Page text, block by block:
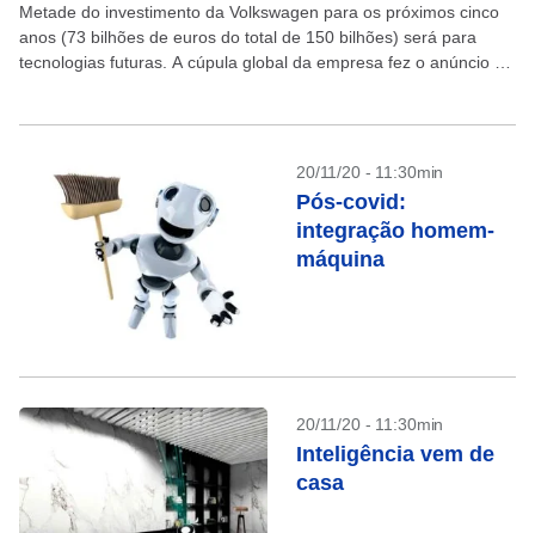
Metade do investimento da Volkswagen para os próximos cinco
anos (73 bilhões de euros do total de 150 bilhões) será para
tecnologias futuras. A cúpula global da empresa fez o anúncio na
20/11/20 - 11:30min
Pós-covid:
integração homem-
máquina
20/11/20 - 11:30min
Inteligência vem de
casa